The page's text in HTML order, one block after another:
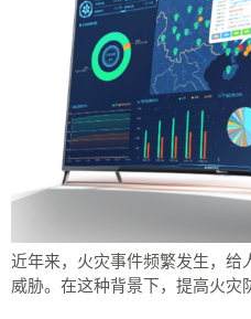
近年来，火灾事件频繁发生，给
威胁。在这种背景下，提高火灾